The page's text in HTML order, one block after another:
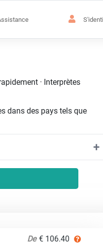
· Interprètes
dans des pays tels que
De € 106.40